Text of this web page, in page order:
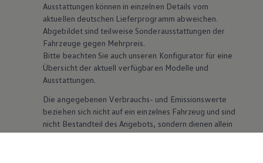
Ausstattungen können in einzelnen Details vom
aktuellen deutschen Lieferprogramm abweichen.
Abgebildet sind teilweise Sonderausstattungen der
Fahrzeuge gegen Mehrpreis.
Bitte beachten Sie auch unseren Konfigurator für eine
Übersicht der aktuell verfügbaren Modelle und
Ausstattungen.
Die angegebenen Verbrauchs- und Emissionswerte
beziehen sich nicht auf ein einzelnes Fahrzeug und sind
nicht Bestandteil des Angebots, sondern dienen allein
Vergleichszwecken zwischen den verschiedenen